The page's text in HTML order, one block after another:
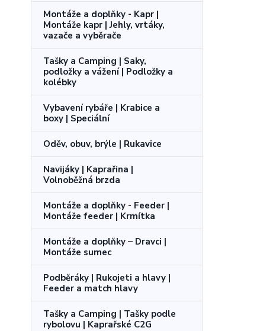
Montáže a doplňky - Kapr |
Montáže kapr | Jehly, vrtáky,
vazače a vyběrače
Tašky a Camping | Saky,
podložky a vážení | Podložky a
kolébky
Vybavení rybáře | Krabice a
boxy | Speciální
Oděv, obuv, brýle | Rukavice
Navijáky | Kaprařina |
Volnoběžná brzda
Montáže a doplňky - Feeder |
Montáže feeder | Krmítka
Montáže a doplňky – Dravci |
Montáže sumec
Podběráky | Rukojeti a hlavy |
Feeder a match hlavy
Tašky a Camping | Tašky podle
rybolovu | Kaprařské C2G